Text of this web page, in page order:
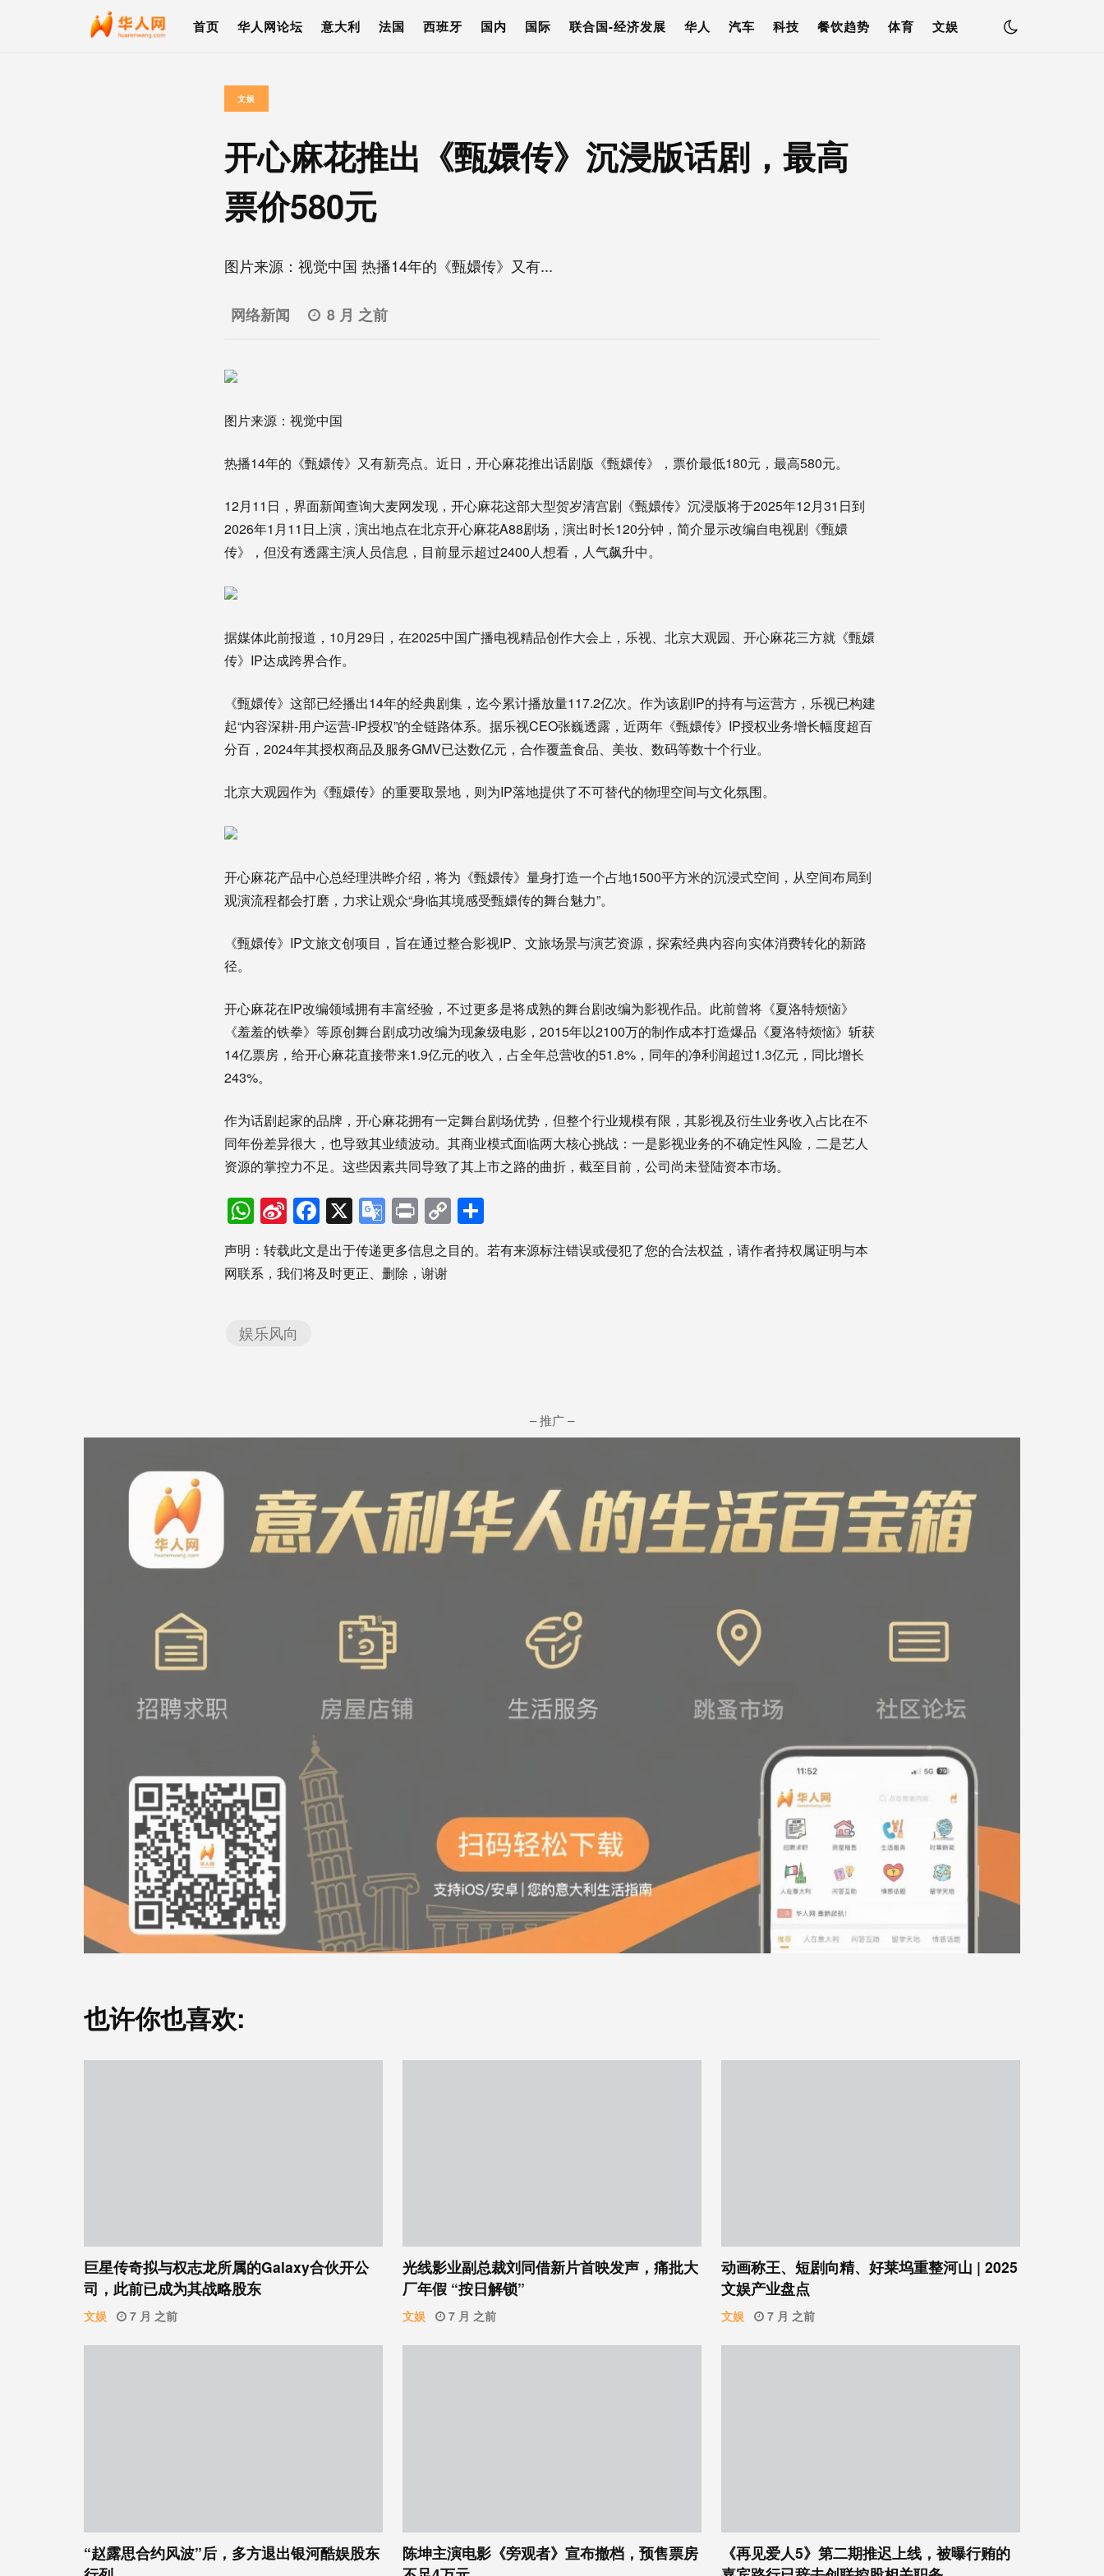
首页 华人网论坛 意大利 法国 西班牙 国内 国际 联合国-经济发展 华人 汽车 科技 餐饮趋势 体育 文娱
文娱
开心麻花推出《甄嬛传》沉浸版话剧，最高
票价580元
图片来源：视觉中国 热播14年的《甄嬛传》又有...
网络新闻 8 月 之前
图片来源：视觉中国
热播14年的《甄嬛传》又有新亮点。近日，开心麻花推出话剧版《甄嬛传》，票价最低180元，最高580元。
12月11日，界面新闻查询大麦网发现，开心麻花这部大型贺岁清宫剧《甄嬛传》沉浸版将于2025年12月31日到
2026年1月11日上演，演出地点在北京开心麻花A88剧场，演出时长120分钟，简介显示改编自电视剧《甄嬛
传》，但没有透露主演人员信息，目前显示超过2400人想看，人气飙升中。
据媒体此前报道， 10月29日，在2025中国广播电视精品创作大会上，乐视、北京大观园、开心麻花三方就《甄嬛
传》IP达成跨界合作。
《甄嬛传》这部已经播出14年的经典剧集，迄今累计播放量117.2亿次。作为该剧IP的持有与运营方，乐视已构建
起“内容深耕-用户运营-IP授权”的全链路体系。据乐视CEO张巍透露，近两年《甄嬛传》IP授权业务增长幅度超百
分百，2024年其授权商品及服务GMV已达数亿元，合作覆盖食品、美妆、数码等数十个行业。
北京大观园作为《甄嬛传》的重要取景地，则为IP落地提供了不可替代的物理空间与文化氛围。
开心麻花产品中心总经理洪晔介绍，将为《甄嬛传》量身打造一个占地1500平方米的沉浸式空间，从空间布局到
观演流程都会打磨，力求让观众“身临其境感受甄嬛传的舞台魅力”。
《甄嬛传》IP文旅文创项目，旨在通过整合影视IP、文旅场景与演艺资源，探索经典内容向实体消费转化的新路
径。
开心麻花在IP改编领域拥有丰富经验，不过更多是将成熟的舞台剧改编为影视作品。此前曾将《夏洛特烦恼》
《羞羞的铁拳》等原创舞台剧成功改编为现象级电影， 2015年以2100万的制作成本打造爆品《夏洛特烦恼》斩获
14亿票房，给开心麻花直接带来1.9亿元的收入，占全年总营收的51.8%，同年的净利润超过1.3亿元，同比增长
243%。
作为话剧起家的品牌，开心麻花拥有一定舞台剧场优势，但整个行业规模有限，其影视及衍生业务‌收入占比在不
同年份差异很大，也导致其业绩波动。其商业模式面临两大核心挑战：一是影视业务的不确定性风险，二是艺人
资源的掌控力不足。这些因素共同导致了其上市之路的曲折，截至目前，公司尚未登陆资本市场。‌
WhatsApp
Sina
Weibo
Facebook
X Google
Translate
PrintCopy
Link享
声明：转载此文是出于传递更多信息之目的。若有来源标注错误或侵犯了您的合法权益，请作者持权属证明与本
网联系，我们将及时更正、删除，谢谢
娱乐风向
– 推广 –
也许你也喜欢:
巨星传奇拟与权志龙所属的Galaxy合伙开公
司，此前已成为其战略股东
文娱 7 月 之前
光线影业副总裁刘同借新片首映发声，痛批大
厂年假 “按日解锁”
文娱 7 月 之前
动画称王、短剧向精、好莱坞重整河山 | 2025
文娱产业盘点
文娱 7 月 之前
“赵露思合约风波”后，多方退出银河酷娱股东
陈坤主演电影《旁观者》宣布撤档，预售票房
《再见爱人5》第二期推迟上线，被曝行贿的